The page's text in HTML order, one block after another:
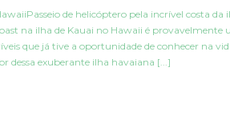
de helicóptero pela incrível costa da
na ilha de Kauai no Hawaii é provavelmente
que já tive a oportunidade de conhecer na
dessa exuberante ilha havaiana [...]